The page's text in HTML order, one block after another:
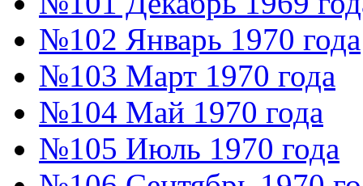
№102 Январь 1970 года
№103 Март 1970 года
№104 Май 1970 года
№105 Июль 1970 года